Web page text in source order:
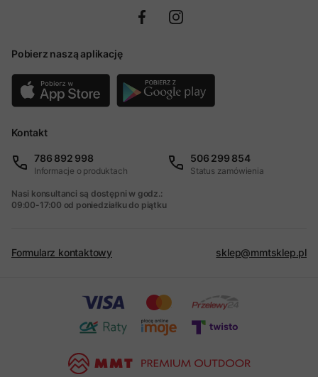
Pobierz naszą aplikację
Kontakt
786 892 998
Informacje o produktach
506 299 854
Status zamówienia
Nasi konsultanci są dostępni w godz.:
09:00-17:00 od poniedziałku do piątku
Formularz kontaktowy sklep@mmtsklep.pl